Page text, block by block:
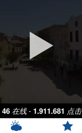
46 在线 - 1.911.681 点击